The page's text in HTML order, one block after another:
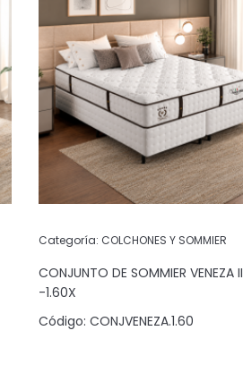
Categoría: COLCHONES Y SOMMIER
CONJUNTO DE SOMMIER VENEZA II
-1.60X
Código: CONJVENEZA.1.60